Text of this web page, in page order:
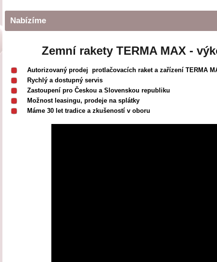
Nabízíme
Zemní rakety TERMA MAX -
Autorizovaný prodej protlačovacích raket a zařízení TERMA
Rychlý a dostupný servis
Zastoupení pro Českou a Slovenskou republiku
Možnost leasingu, prodeje na splátky
Máme 30 let tradice a zkušeností v oboru